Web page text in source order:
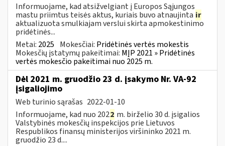
Informuojame, kad atsižvelgiant į Europos Sąjungos
mastu priimtus teisės aktus, kuriais buvo atnaujinta ir
aktualizuota smulkiajam verslui skirta apmokestinimo
pridėtinės...
Metai: 2025 Mokesčiai: Pridėtinės vertės mokestis
Mokesčių įstatymų pakeitimai: MĮP 2021 » Pridėtinės
vertės mokesčio pakeitimai nuo 2025 m.
Dėl 2021 m. gruodžio 23 d. įsakymo Nr. VA-92
įsigaliojimo
Web turinio sąrašas 2022-01-10
Informuojame, kad nuo 2022 m. birželio 30 d. įsigalios
Valstybinės mokesčių inspekcijos prie Lietuvos
Respublikos finansų ministerijos viršininko 2021 m.
gruodžio 23 d....